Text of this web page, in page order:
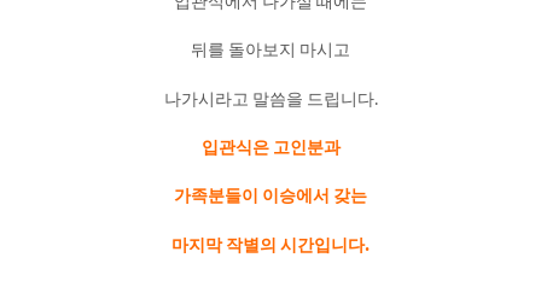
뒤를 돌아보지 마시고
나가시라고 말씀을 드립니다.
입관식은 고인분과
가족분들이 이승에서 갖는
마지막 작별의 시간입니다.